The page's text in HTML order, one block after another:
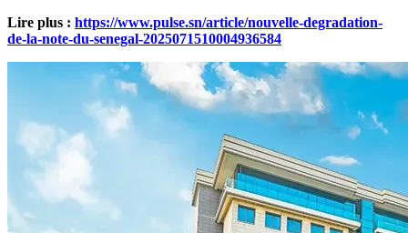
Lire plus : https://www.pulse.sn/article/nouvelle-degradation-
de-la-note-du-senegal-2025071510004936584